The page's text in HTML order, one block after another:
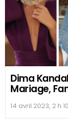
Dima
Mariage,
14 avril 2023, 2 h